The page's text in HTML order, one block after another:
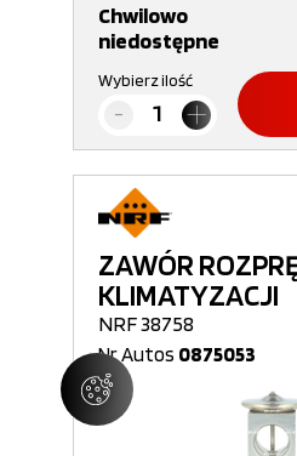
Chwilowo
niedostępne
Wybierz ilość
ZAWÓR
KLIMATYZACJI
NRF 38758
Nr Autos 0875053